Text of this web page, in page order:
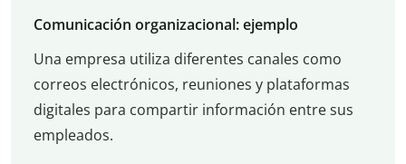
Comunicación organizacional: ejemplo
Una empresa utiliza diferentes canales como
correos electrónicos, reuniones y plataformas
digitales para compartir información entre sus
empleados.